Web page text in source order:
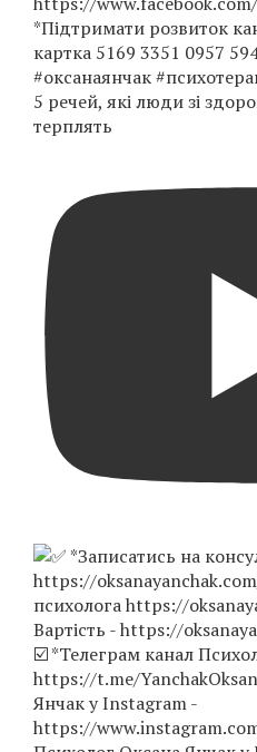
5 речей, які люди зі
терплять